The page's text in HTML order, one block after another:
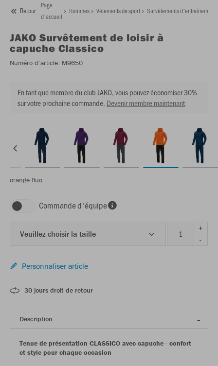
Retour
Page
d'accueil
Hommes Vêtements de sport Survêtements d'entraînement
JAKO Survêtement de loisir à
capuche Classico
Numéro d’article: M9650
En tant que membre du club JAKO, vous pouvez économiser 30%
sur votre prochaine commande. Devenir membre maintenant
orange fluo
Commande d'équipe
Veuillez choisir la taille
+
-
Personnaliser article
30 jours droit de retour
Description
Tenue de présentation CLASSICO avec capuche - confort
et style pour chaque occasion